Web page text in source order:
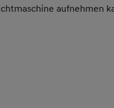
aufnehmen